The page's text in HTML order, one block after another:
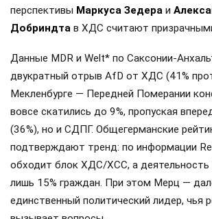
перспективы Маркуса Зедера и
Добриндта в ХДС считают
Данные MDR и Welt* по Саксонии-
двукратный отрыв AfD от ХДС (41%
Мекленбурге — Передней Померании
вовсе скатились до 9%, пропуская
(36%), но и СДПГ. Общегерманские
подтверждают тренд: по информации
обходит блок ХДС/ХСС, а
лишь 15% граждан. При этом Мерц —
единственный политический лидер, чья